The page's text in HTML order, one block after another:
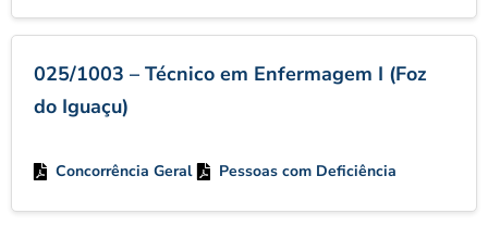
025/1003 – Técnico em Enfermagem I (Foz
do Iguaçu)
Concorrência Geral Pessoas com Deficiência